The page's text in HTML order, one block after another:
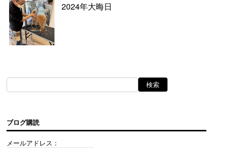
2024年大晦日
ブログ購読
メールアドレス：